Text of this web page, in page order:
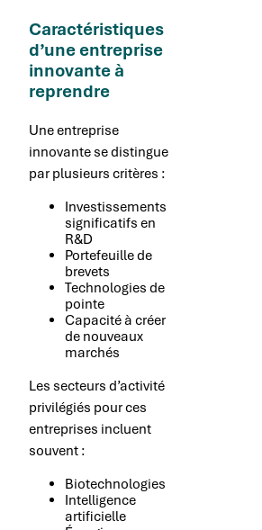
Caractéristiques
d’une entreprise
innovante à
reprendre
Une entreprise
innovante se distingue
par plusieurs critères :
Investissements
significatifs en
R&D
Portefeuille de
brevets
Technologies de
pointe
Capacité à créer
de nouveaux
marchés
Les secteurs d’activité
privilégiés pour ces
entreprises incluent
souvent :
Biotechnologies
Intelligence
artificielle